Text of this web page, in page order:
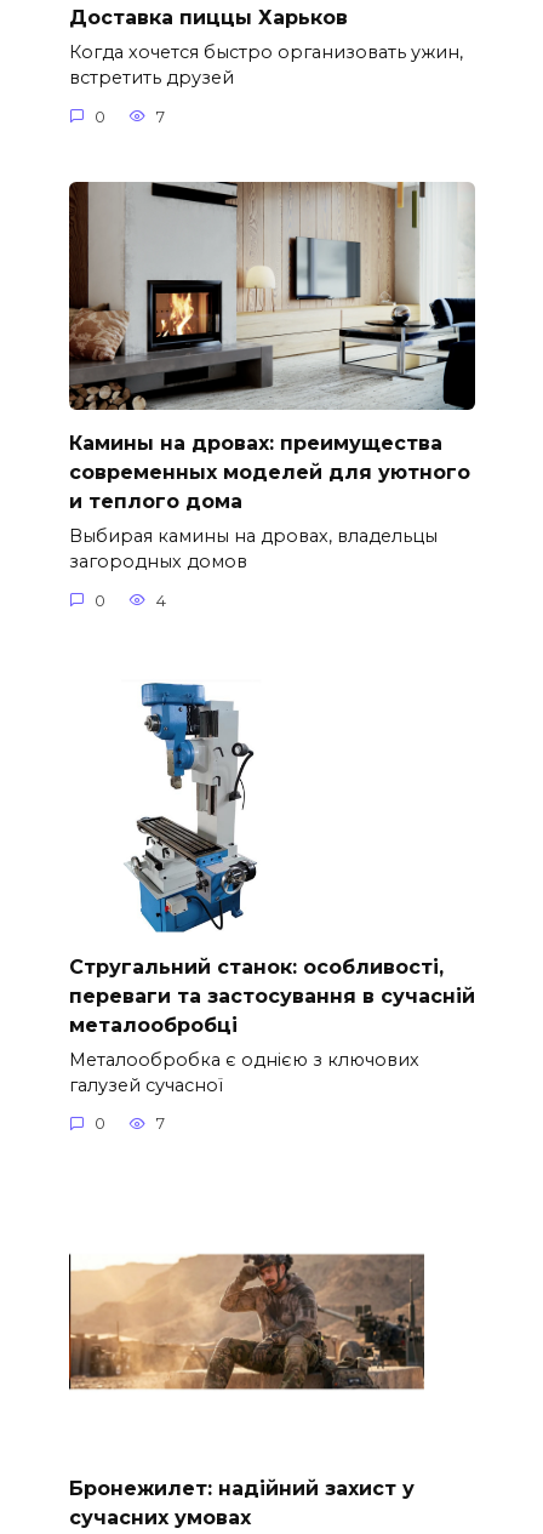
Доставка пиццы Харьков
Когда хочется быстро организовать ужин,
встретить друзей
0 7
Камины на дровах: преимущества
современных моделей для уютного
и теплого дома
Выбирая камины на дровах, владельцы
загородных домов
0 4
Стругальний станок: особливості,
переваги та застосування в сучасній
металообробці
Металообробка є однією з ключових
галузей сучасної
0 7
Бронежилет: надійний захист у
сучасних умовах